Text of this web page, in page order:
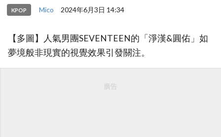
KPOP Mico 2024年6月3日 14:34
【多圖】人氣男團SEVENTEEN的「淨漢&圓佑」如
夢境般非現實的視覺效果引發關注。
廣告